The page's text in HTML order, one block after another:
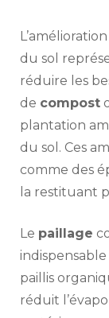
du sol
réduire les
de compost
plantation
du sol. Ces
comme des
la restituant
Le paillage
paillis
réduit